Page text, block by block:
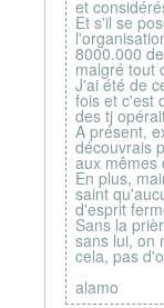
et
Et s'il se
8000.000
malgré tout
J'ai été de
fois et c'est
des tj
A présent,
découvrais
aux mêmes
En plus,
saint
d'esprit
Sans la
sans lui, on
cela, pas
alamo